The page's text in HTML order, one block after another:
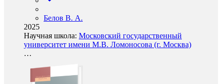
Белов В. А.
2025
Научная школа: Московский государственный
университет имени М.В. Ломоносова (г. Москва)
…